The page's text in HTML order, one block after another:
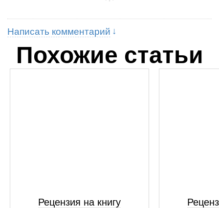
Написать комментарий
Похожие статьи
Рецензия на книгу